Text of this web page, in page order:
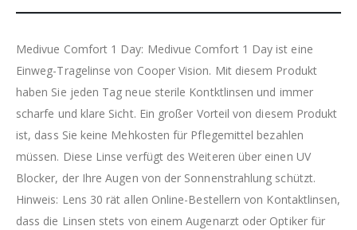
Medivue Comfort 1 Day: Medivue Comfort 1 Day ist eine
Einweg-Tragelinse von Cooper Vision. Mit diesem Produkt
haben Sie jeden Tag neue sterile Kontktlinsen und immer
scharfe und klare Sicht. Ein großer Vorteil von diesem Produkt
ist, dass Sie keine Mehkosten für Pflegemittel bezahlen
müssen. Diese Linse verfügt des Weiteren über einen UV
Blocker, der Ihre Augen von der Sonnenstrahlung schützt.
Hinweis: Lens 30 rät allen Online-Bestellern von Kontaktlinsen,
dass die Linsen stets von einem Augenarzt oder Optiker für